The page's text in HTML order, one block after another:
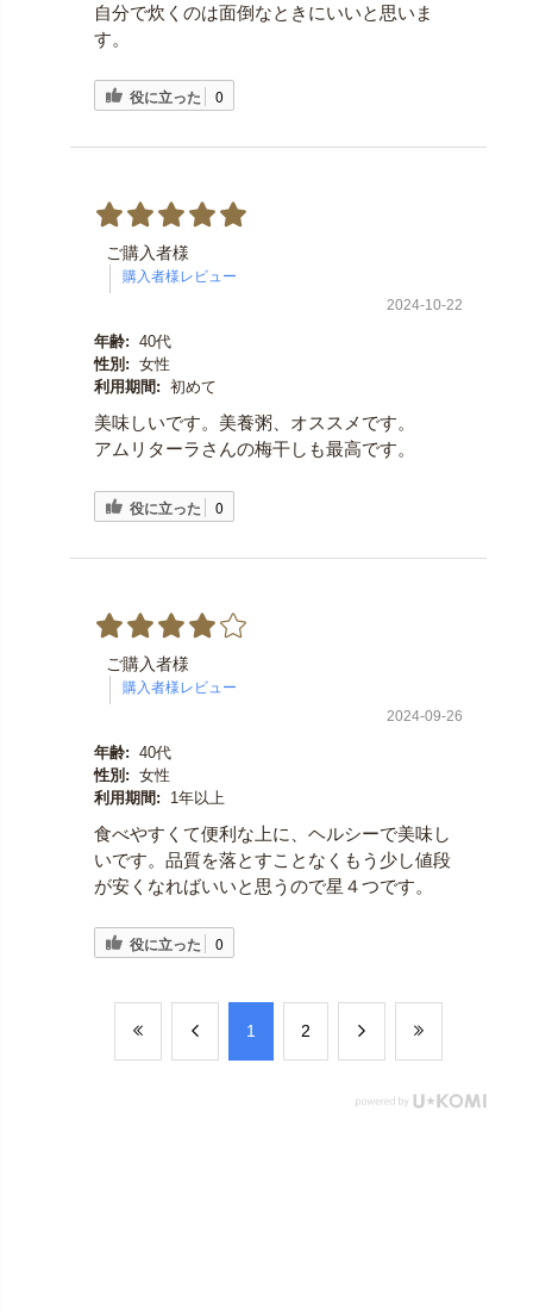
自分で炊くのは面倒なときにいいと思いま
す。
役に立った 0
ご購入者様
2024-10-22
年齢: 40代
性別: 女性
利用期間: 初めて
美味しいです。美養粥、オススメです。
アムリターラさんの梅干しも最高です。
役に立った 0
ご購入者様
2024-09-26
年齢: 40代
性別: 女性
利用期間:
1年以上
食べやすくて便利な上に、ヘルシーで美味し
いです。品質を落とすことなくもう少し値段
が安くなればいいと思うので星４つです。
役に立った 0
​1 ​2